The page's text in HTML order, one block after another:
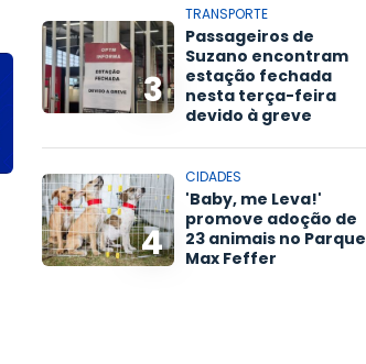
3
TRANSPORTE
Passageiros de
Suzano encontram
estação fechada
nesta terça-feira
devido à greve
4
CIDADES
'Baby, me Leva!'
promove adoção de
23 animais no Parque
Max Feffer